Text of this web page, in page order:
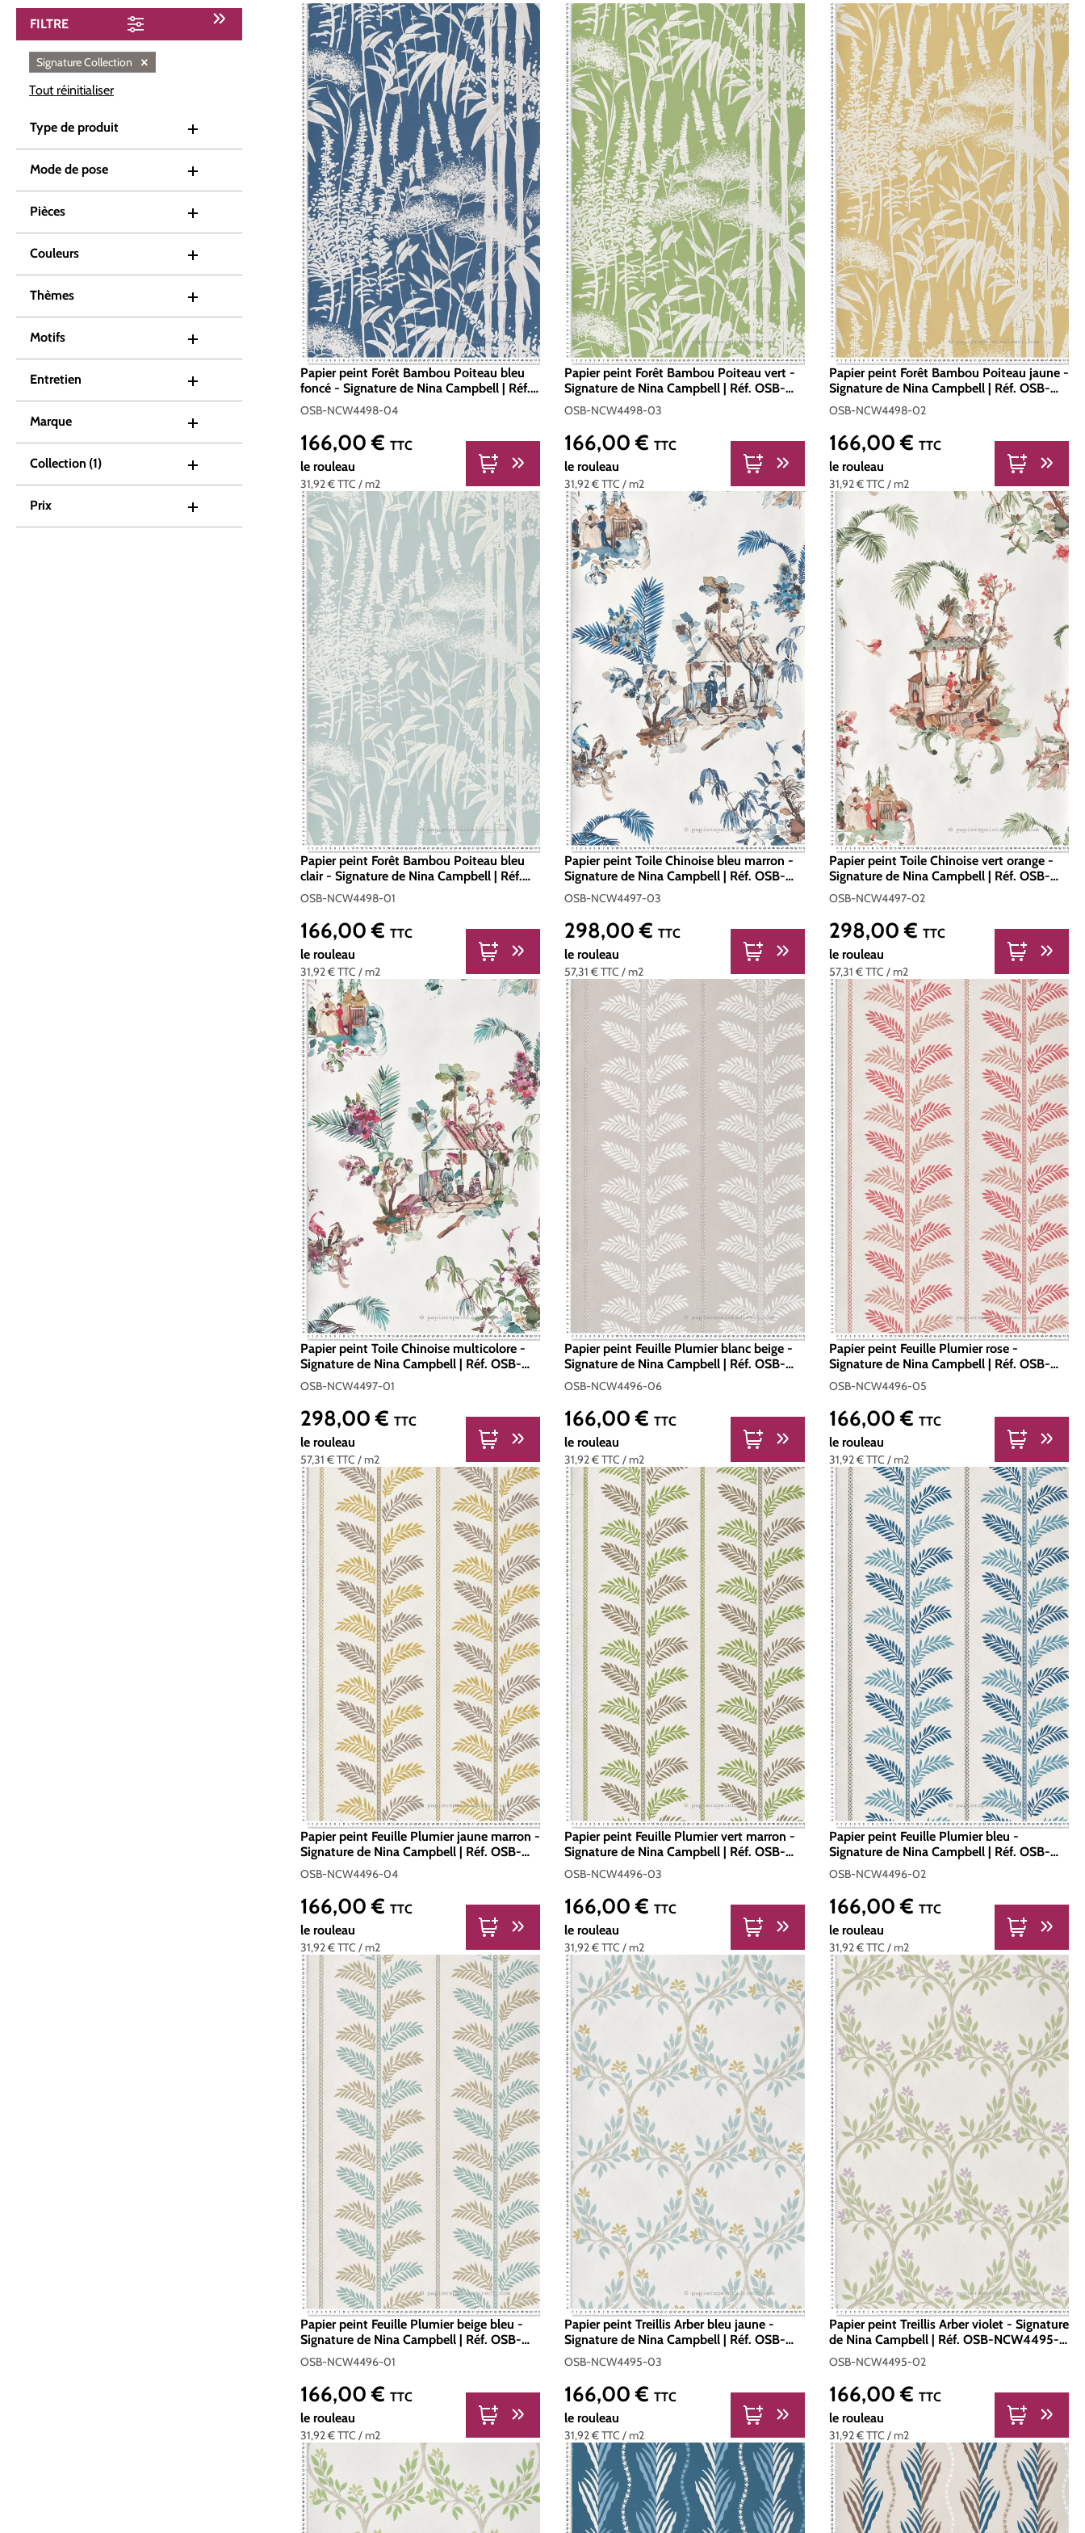
FILTRE
Signature Collection ×
Tout réinitialiser
Type de produit
Mode de pose
Pièces
Couleurs
Thèmes
Motifs
Entretien
Marque
Collection (1)
Prix
Papier peint Forêt Bambou Poiteau bleu
foncé - Signature de Nina Campbell | Réf.
OSB-NCW4498-04
OSB-NCW4498-04
31,92 €TTC / m2
Prix régulier :
166,00 € TTC
le rouleau
Papier peint Forêt Bambou Poiteau vert -
Signature de Nina Campbell | Réf. OSB-
NCW4498-03
OSB-NCW4498-03
31,92 €TTC/ m2
Prix régulier :
166,00 €TTC
le rouleau
Papier peint Forêt Bambou Poiteau jaune -
Signature de Nina Campbell | Réf. OSB-
NCW4498-02
OSB-NCW4498-02
31,92 €TTC / m2
Prix régulier :
166,00 € TTC
le rouleau
Papier peint Forêt Bambou Poiteau bleu
clair - Signature de Nina Campbell | Réf.
OSB-NCW4498-01
OSB-NCW4498-01
31,92 €TTC / m2
Prix régulier :
166,00 € TTC
le rouleau
Papier peint Toile Chinoise bleu marron -
Signature de Nina Campbell | Réf. OSB-
NCW4497-03
OSB-NCW4497-03
57,31 €TTC/ m2
Prix régulier :
298,00 €TTC
le rouleau
Papier peint Toile Chinoise vert orange -
Signature de Nina Campbell | Réf. OSB-
NCW4497-02
OSB-NCW4497-02
57,31 €TTC / m2
Prix régulier :
298,00 € TTC
le rouleau
Papier peint Toile Chinoise multicolore -
Signature de Nina Campbell | Réf. OSB-
NCW4497-01
OSB-NCW4497-01
57,31 €TTC / m2
Prix régulier :
298,00 € TTC
le rouleau
Papier peint Feuille Plumier blanc beige -
Signature de Nina Campbell | Réf. OSB-
NCW4496-06
OSB-NCW4496-06
31,92 €TTC/ m2
Prix régulier :
166,00 €TTC
le rouleau
Papier peint Feuille Plumier rose -
Signature de Nina Campbell | Réf. OSB-
NCW4496-05
OSB-NCW4496-05
31,92 €TTC / m2
Prix régulier :
166,00 € TTC
le rouleau
Papier peint Feuille Plumier jaune marron -
Signature de Nina Campbell | Réf. OSB-
NCW4496-04
OSB-NCW4496-04
31,92 €TTC / m2
Prix régulier :
166,00 € TTC
le rouleau
Papier peint Feuille Plumier vert marron -
Signature de Nina Campbell | Réf. OSB-
NCW4496-03
OSB-NCW4496-03
31,92 €TTC/ m2
Prix régulier :
166,00 €TTC
le rouleau
Papier peint Feuille Plumier bleu -
Signature de Nina Campbell | Réf. OSB-
NCW4496-02
OSB-NCW4496-02
31,92 €TTC / m2
Prix régulier :
166,00 € TTC
le rouleau
Papier peint Feuille Plumier beige bleu -
Signature de Nina Campbell | Réf. OSB-
NCW4496-01
OSB-NCW4496-01
31,92 €TTC / m2
Prix régulier :
166,00 € TTC
le rouleau
Papier peint Treillis Arber bleu jaune -
Signature de Nina Campbell | Réf. OSB-
NCW4495-03
OSB-NCW4495-03
31,92 €TTC/ m2
Prix régulier :
166,00 €TTC
le rouleau
Papier peint Treillis Arber violet - Signature
de Nina Campbell | Réf. OSB-NCW4495-
02
OSB-NCW4495-02
31,92 €TTC / m2
Prix régulier :
166,00 € TTC
le rouleau